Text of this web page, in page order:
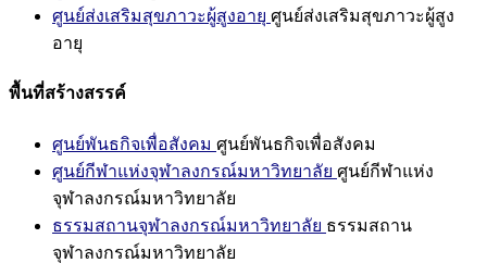
ศูนย์ส่งเสริมสุขภาวะผู้สูงอายุ ศูนย์ส่งเสริมสุขภาวะผู้สูง
อายุ
พื้นที่สร้างสรรค์
ศูนย์พันธกิจเพื่อสังคม ศูนย์พันธกิจเพื่อสังคม
ศูนย์กีฬาแห่งจุฬาลงกรณ์มหาวิทยาลัย ศูนย์กีฬาแห่ง
จุฬาลงกรณ์มหาวิทยาลัย
ธรรมสถานจุฬาลงกรณ์มหาวิทยาลัย ธรรมสถาน
จุฬาลงกรณ์มหาวิทยาลัย